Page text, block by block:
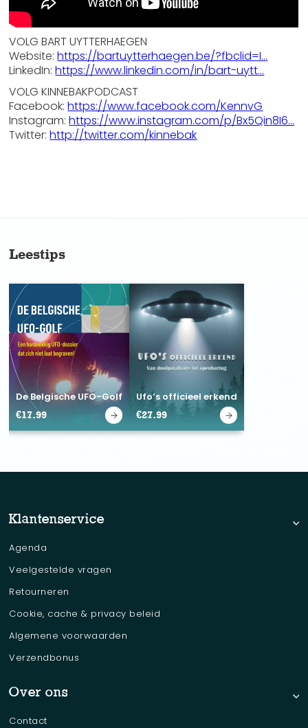
VOLG BART UYTTERHAEGEN
Website:https://bartuytterhaegen.be/?fbclid=I...
LinkedIn:https://www.linkedin.com/in/bart-uytt...
VOLG KINNEBAKPODCAST
Facebook:https://www.facebook.com/KennvG
Instagram:https://www.instagram.com/p/Bx5Qin8I6...
Twitter:http://twitter.com/kinnebak
Leestips
De Belgische UFO-Golf
€17.99
Ufo’s officieel erkend
€27.99
Klantenservice
Agenda
Veelgestelde vragen
Retourneren
Cookie, cache & privacy beleid
Algemene voorwaarden
Verzendbonus
Over ons
Contact